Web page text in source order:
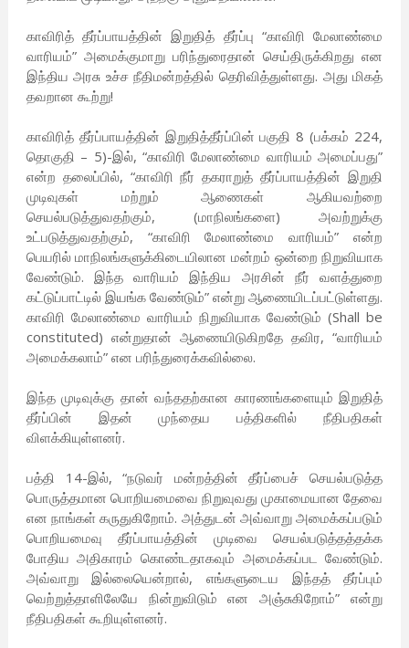
காவிரித் தீர்ப்பாயத்தின் இறுதித் தீர்ப்பு “காவிரி மேலாண்மை
வாரியம்” அமைக்குமாறு பரிந்துரைதான் செய்திருக்கிறது என
இந்திய அரசு உச்ச நீதிமன்றத்தில் தெரிவித்துள்ளது. அது மிகத்
தவறான கூற்று!
காவிரித் தீர்ப்பாயத்தின் இறுதித்தீர்ப்பின் பகுதி 8 (பக்கம் 224,
தொகுதி – 5)-இல், “காவிரி மேலாண்மை வாரியம் அமைப்பது”
என்ற தலைப்பில், “காவிரி நீர் தகராறுத் தீர்ப்பாயத்தின் இறுதி
முடிவுகள் மற்றும் ஆணைகள் ஆகியவற்றை
செயல்படுத்துவதற்கும், (மாநிலங்களை) அவற்றுக்கு
உட்படுத்துவதற்கும், “காவிரி மேலாண்மை வாரியம்” என்ற
பெயரில் மாநிலங்களுக்கிடையிலான மன்றம் ஒன்றை நிறுவியாக
வேண்டும். இந்த வாரியம் இந்திய அரசின் நீர் வளத்துறை
கட்டுப்பாட்டில் இயங்க வேண்டும்” என்று ஆணையிடப்பட்டுள்ளது.
காவிரி மேலாண்மை வாரியம் நிறுவியாக வேண்டும் (Shall be
constituted) என்றுதான் ஆணையிடுகிறதே தவிர, “வாரியம்
அமைக்கலாம்” என பரிந்துரைக்கவில்லை.
இந்த முடிவுக்கு தான் வந்ததற்கான காரணங்களையும் இறுதித்
தீர்ப்பின் இதன் முந்தைய பத்திகளில் நீதிபதிகள்
விளக்கியுள்ளனர்.
பத்தி 14-இல், “நடுவர் மன்றத்தின் தீர்ப்பைச் செயல்படுத்த
பொருத்தமான பொறியமைவை நிறுவுவது முகாமையான தேவை
என நாங்கள் கருதுகிறோம். அத்துடன் அவ்வாறு அமைக்கப்படும்
பொறியமைவு தீர்ப்பாயத்தின் முடிவை செயல்படுத்தத்தக்க
போதிய அதிகாரம் கொண்டதாகவும் அமைக்கப்பட வேண்டும்.
அவ்வாறு இல்லையென்றால், எங்களுடைய இந்தத் தீர்ப்பும்
வெற்றுத்தாளிலேயே நின்றுவிடும் என அஞ்சுகிறோம்” என்று
நீதிபதிகள் கூறியுள்ளனர்.